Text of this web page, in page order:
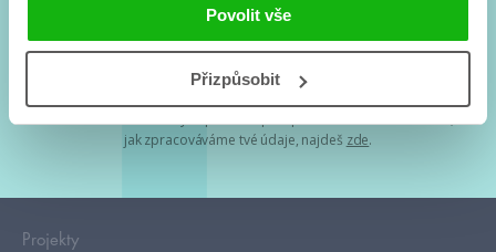
Povolit vše
Přizpůsobit
Tvá e-mailová adresa je u nás v bezpečí. Přečti si
jak zpracováváme tvé údaje, najdeš zde.
Projekty